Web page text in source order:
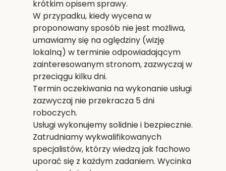
krótkim opisem sprawy.
W przypadku, kiedy wycena w
proponowany sposób nie jest możliwa,
umawiamy się na oględziny (wizję
lokalną) w terminie odpowiadającym
zainteresowanym stronom, zazwyczaj w
przeciągu kilku dni.
Termin oczekiwania na wykonanie usługi
zazwyczaj nie przekracza 5 dni
roboczych.
Usługi wykonujemy solidnie i bezpiecznie.
Zatrudniamy wykwalifikowanych
specjalistów, którzy wiedzą jak fachowo
uporać się z każdym zadaniem. Wycinka